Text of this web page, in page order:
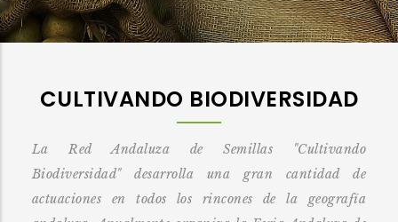
CULTIVANDO BIODIVERSIDAD
La Red Andaluza de Semillas "Cultivando
Biodiversidad" desarrolla una gran cantidad de
actuaciones en todos los rincones de la geografía